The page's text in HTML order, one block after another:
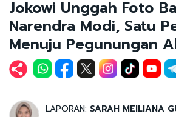
Jokowi Unggah Foto
Narendra Modi, Satu
Menuju Pegunungan
LAPORAN: SARAH MEILIANA